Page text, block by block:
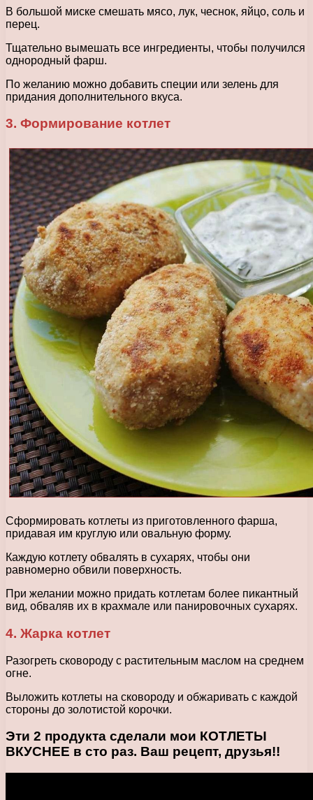
В большой миске смешать мясо, лук, чеснок, яйцо, соль и
перец.
Тщательно вымешать все ингредиенты, чтобы получился
однородный фарш.
По желанию можно добавить специи или зелень для
придания дополнительного вкуса.
3. Формирование котлет
Сформировать котлеты из приготовленного фарша,
придавая им круглую или овальную форму.
Каждую котлету обвалять в сухарях, чтобы они
равномерно обвили поверхность.
При желании можно придать котлетам более пикантный
вид, обваляв их в крахмале или панировочных сухарях.
4. Жарка котлет
Разогреть сковороду с растительным маслом на среднем
огне.
Выложить котлеты на сковороду и обжаривать с каждой
стороны до золотистой корочки.
Эти 2 продукта сделали мои КОТЛЕТЫ
ВКУСНЕЕ в сто раз. Ваш рецепт, друзья!!